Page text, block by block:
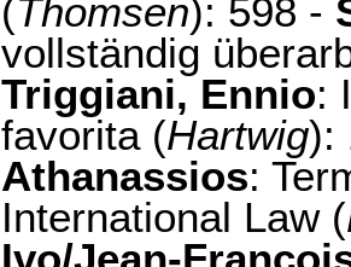
(Thomsen): 598 -
vollständig
Triggiani, Ennio:
favorita (Hartwig):
Athanassios:
International Law (